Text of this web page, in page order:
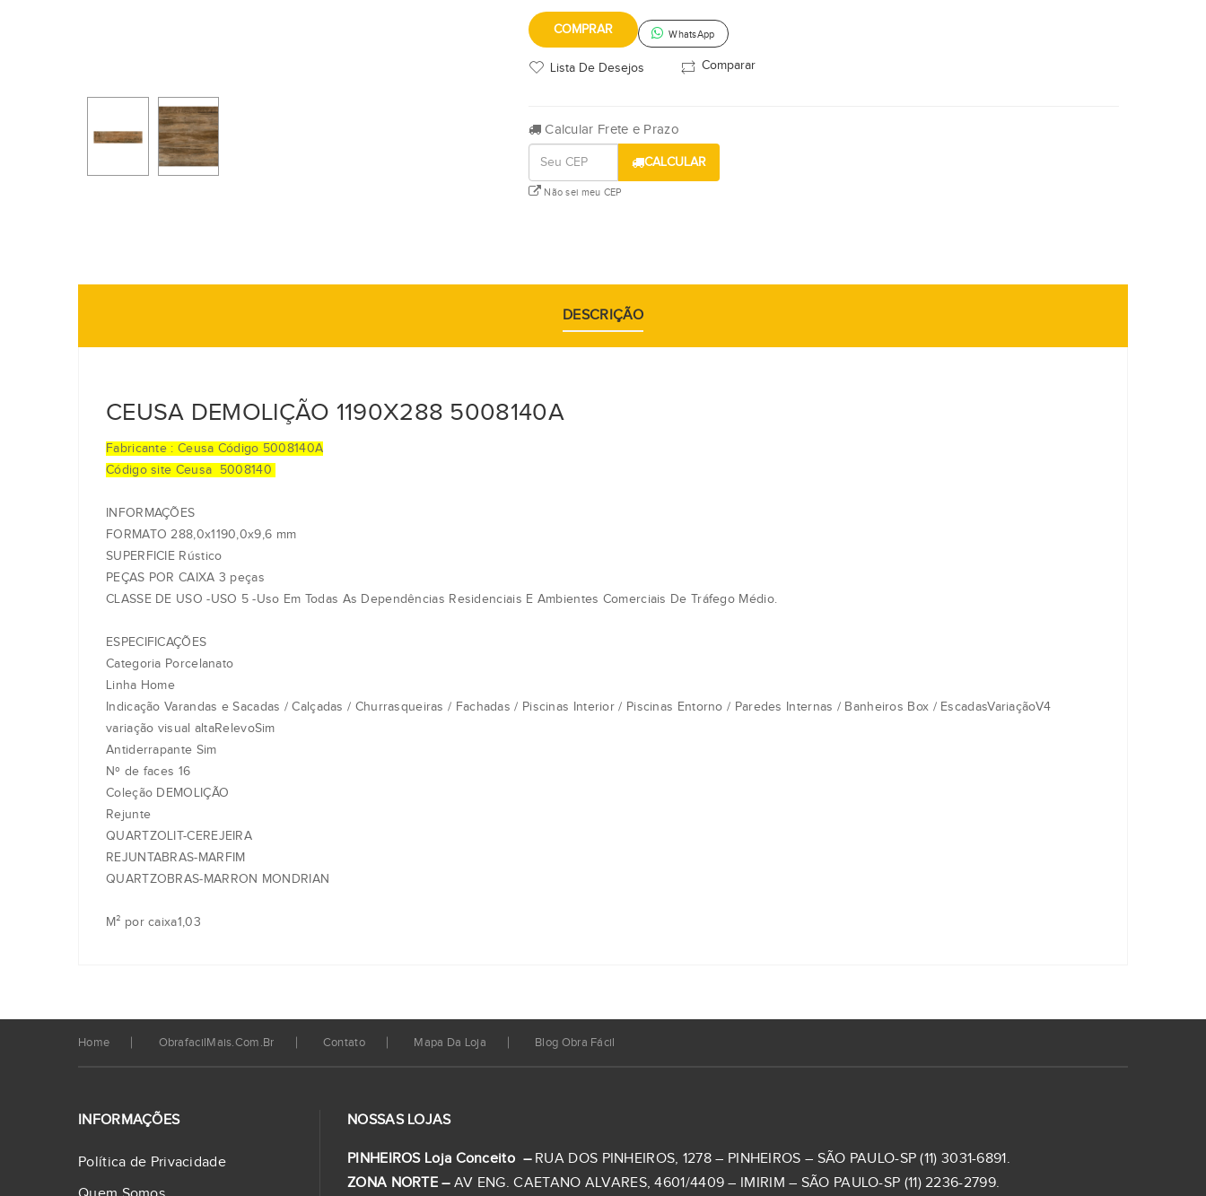
COMPRAR WhatsApp
Lista De Desejos Comparar
Calcular Frete e Prazo
CALCULAR
Não sei meu CEP
DESCRIÇÃO
CEUSA DEMOLIÇÃO 1190X288 5008140A
Fabricante : Ceusa Código 5008140A
Código site Ceusa 5008140
INFORMAÇÕES
FORMATO 288,0x1190,0x9,6 mm
SUPERFICIE Rústico
PEÇAS POR CAIXA 3 peças
CLASSE DE USO -USO 5 -Uso Em Todas As Dependências Residenciais E Ambientes Comerciais De Tráfego Médio.
ESPECIFICAÇÕES
Categoria Porcelanato
Linha Home
Indicação Varandas e Sacadas / Calçadas / Churrasqueiras / Fachadas / Piscinas Interior / Piscinas Entorno / Paredes Internas / Banheiros Box / EscadasVariaçãoV4
variação visual altaRelevoSim
Antiderrapante Sim
Nº de faces 16
Coleção DEMOLIÇÃO
Rejunte
QUARTZOLIT-CEREJEIRA
REJUNTABRAS-MARFIM
QUARTZOBRAS-MARRON MONDRIAN
M² por caixa1,03
Home ObrafacilMais.com.br Contato Mapa Da Loja Blog Obra Fácil
INFORMAÇÕES
Política de Privacidade
NOSSAS LOJAS
PINHEIROS Loja Conceito – RUA DOS PINHEIROS, 1278 – PINHEIROS – SÃO PAULO-SP (11) 3031-6891.
ZONA NORTE – AV ENG. CAETANO ALVARES, 4601/4409 – IMIRIM – SÃO PAULO-SP (11) 2236-2799.